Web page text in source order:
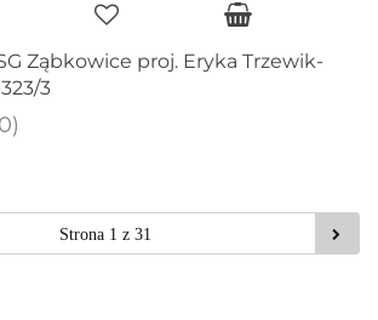
Ząbkowice proj. Eryka Trzewik-
3